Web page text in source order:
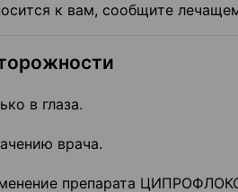
к вам, сообщите
в глаза.
врача.
препарата